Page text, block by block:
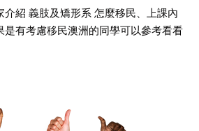
介紹 義肢及矯形系 怎麼移民、上課內
是有考慮移民澳洲的同學可以參考看看